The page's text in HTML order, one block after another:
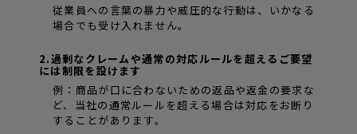
従業員への言葉の暴力や威圧的な行動は、いかなる
場合でも受け入れません。
2.過剰なクレームや通常の対応ルールを超えるご要望
には制限を設けます
例：商品が口に合わないための返品や返金の要求な
ど、当社の通常ルールを超える場合は対応をお断り
することがあります。